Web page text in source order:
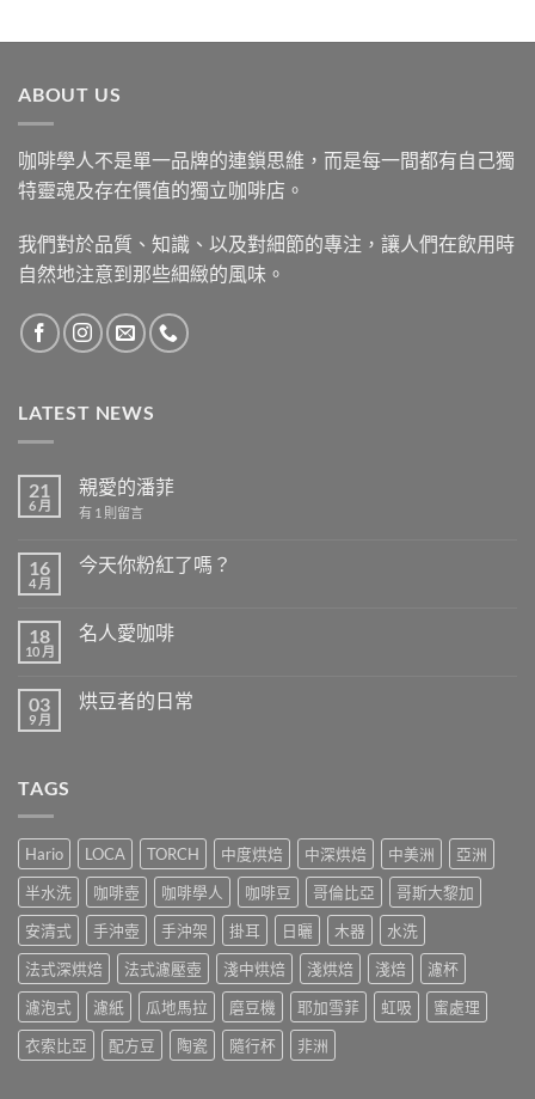
ABOUT US
咖啡學人不是單一品牌的連鎖思維，而是每一間都有自己獨
特靈魂及存在價值的獨立咖啡店。
我們對於品質、知識、以及對細節的專注，讓人們在飲用時
自然地注意到那些細緻的風味。
LATEST NEWS
21
6 月
親愛的潘菲
在
的
潘
有 1 則留言
16
4 月
今天你粉紅了嗎？
你
嗎？〉
中
留
言
18
10 月
名人愛咖啡
愛
留
言
03
9 月
烘豆者的日常
TAGS
Hario LOCA TORCH 中度烘焙 中深烘焙 中美洲
亞洲
半水洗
咖啡壺 咖啡學人 咖啡豆 哥倫比亞
哥斯大黎加
安清式
手沖壺 手沖架 掛耳 日曬 木器
水洗
法式深烘焙
法式濾壓壺 淺中烘焙 淺烘焙 淺焙
濾杯
濾泡式
濾紙 瓜地馬拉 磨豆機 耶加雪菲 虹吸
蜜處理
衣索比亞
配方豆 陶瓷 隨行杯 非洲